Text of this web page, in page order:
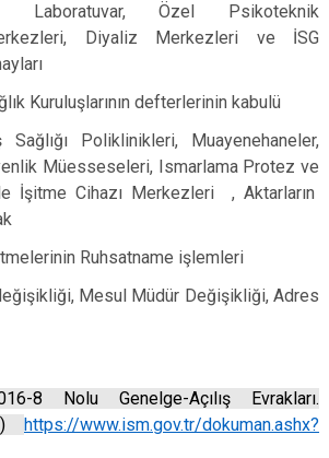
Laboratuvar, Özel Psikoteknik
Diyaliz Merkezleri ve İSG
Kuruluşlarının defterlerinin kabulü
Poliklinikleri, Muayenehaneler,
Müesseseleri, Ismarlama Protez ve
İşitme Cihazı Merkezleri , Aktarların
Ruhsatname işlemleri
Mesul Müdür Değişikliği, Adres
8 Nolu Genelge-Açılış Evrakları.
https://www.ism.gov.tr/dokuman.ashx?